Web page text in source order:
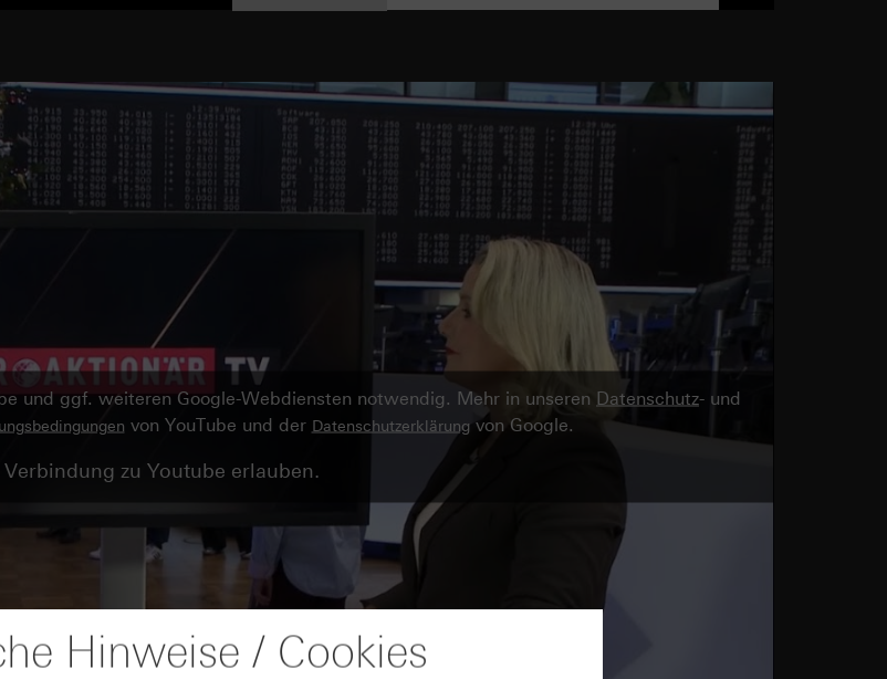
und ggf. weiteren Google-Webdiensten notwendig. Mehr in unseren Datenschutz- und
von YouTube und der Datenschutzerklärung von Google.
Verbindung zu Youtube erlauben.
Hinweise / Cookies